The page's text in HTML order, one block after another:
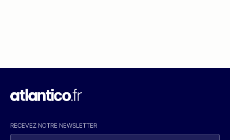
RECEVEZ NOTRE NEWSLETTER